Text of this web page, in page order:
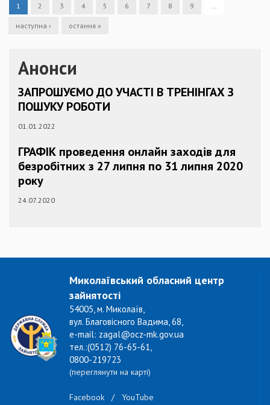
1 2 3 4 5 6 7 8 9
наступна › остання »
Анонси
ЗАПРОШУЄМО ДО УЧАСТІ В ТРЕНІНГАХ З
ПОШУКУ РОБОТИ
01.01.2022
ГРАФІК проведення онлайн заходів для
безробітних з 27 липня по 31 липня 2020
року
24.07.2020
Миколаївський обласний центр
зайнятості
54005, м. Миколаїв,
вул. Благовісного Вадима, 68,
e-mail: zagal@ocz-mk.gov.ua
тел.:(0512) 76-65-61,
0800-219723
(переглянути на карті)
Facebook / YouTube